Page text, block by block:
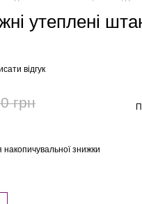
утеплені
відгук
грн
знижки